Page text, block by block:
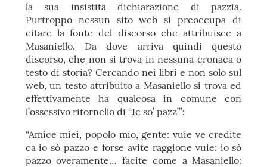
la sua insistita dichiarazione di pazzia.
Purtroppo nessun sito web si preoccupa di
citare la fonte del discorso che attribuisce a
Masaniello. Da dove arriva quindi questo
discorso, che non si trova in nessuna cronaca o
testo di storia? Cercando nei libri e non solo sul
web, un testo attribuito a Masaniello si trova ed
effettivamente ha qualcosa in comune con
l’ossessivo ritornello di “Je so’ pazz’”:
“Amice miei, popolo mio, gente: vuie ve credite
ca io sò pazzo e forse avite raggione vuie: io sò
pazzo overamente… facite come a Masaniello: